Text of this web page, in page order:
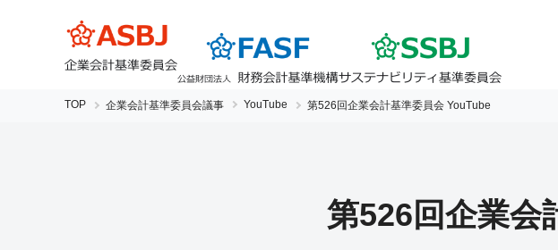
TOP 企業会計基準委員会議事 YouTube 第526回企業会計基準委員会 YouTube
第526回企業会